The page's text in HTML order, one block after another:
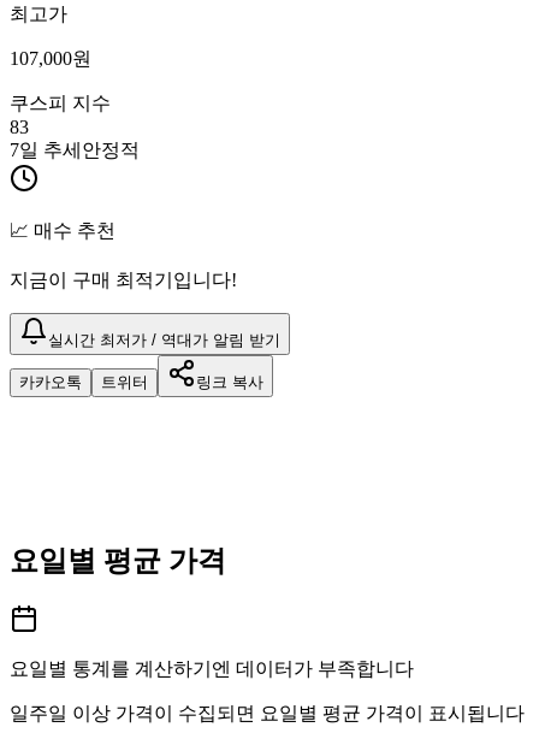
최고가
107,000원
쿠스피 지수
83
7일 추세 안정적
📈 매수 추천
지금이 구매 최적기입니다!
실시간 최저가 / 역대가 알림 받기
카카오톡 트위터 링크 복사
요일별 평균 가격
요일별 통계를 계산하기엔 데이터가 부족합니다
일주일 이상 가격이 수집되면 요일별 평균 가격이 표시됩니다